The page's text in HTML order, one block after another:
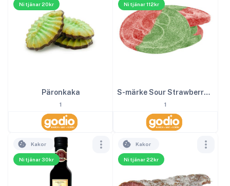
Ni tjänar 20kr
Päronkaka
1
Ni tjänar 112kr
S-märke Sour Strawberry 4kg
1
Ni tjänar 30kr
Kakor
Ni tjänar 22kr
Kakor